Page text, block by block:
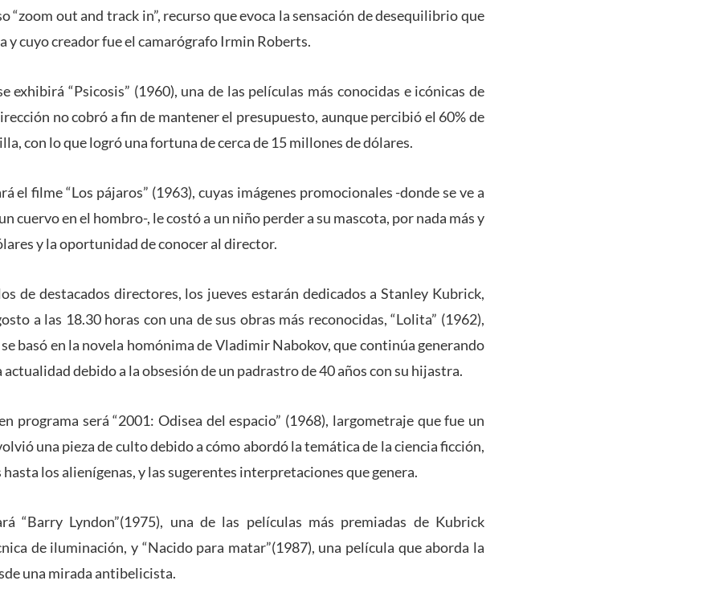
“zoom out and track in”, recurso que evoca la sensación de desequilibrio que
y cuyo creador fue el camarógrafo Irmin Roberts.
exhibirá “Psicosis” (1960), una de las películas más conocidas e icónicas de
no cobró a fin de mantener el presupuesto, aunque percibió el 60% de
con lo que logró una fortuna de cerca de 15 millones de dólares.
el filme “Los pájaros” (1963), cuyas imágenes promocionales -donde se ve a
cuervo en el hombro-, le costó a un niño perder a su mascota, por nada más y
y la oportunidad de conocer al director.
de destacados directores, los jueves estarán dedicados a Stanley Kubrick,
a las 18.30 horas con una de sus obras más reconocidas, “Lolita” (1962),
basó en la novela homónima de Vladimir Nabokov, que continúa generando
debido a la obsesión de un padrastro de 40 años con su hijastra.
programa será “2001: Odisea del espacio” (1968), largometraje que fue un
una pieza de culto debido a cómo abordó la temática de la ciencia ficción,
los alienígenas, y las sugerentes interpretaciones que genera.
“Barry Lyndon”(1975), una de las películas más premiadas de Kubrick
de iluminación, y “Nacido para matar”(1987), una película que aborda la
una mirada antibelicista.